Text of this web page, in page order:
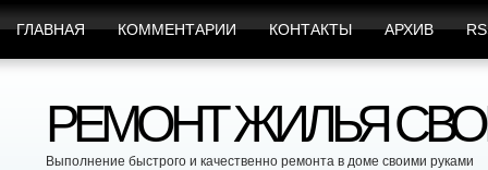
ГЛАВНАЯ КОММЕНТАРИИ КОНТАКТЫ АРХИВ
РЕМОНТ ЖИЛЬЯ
Выполнение быстрого и качественно ремонта в доме своими руками